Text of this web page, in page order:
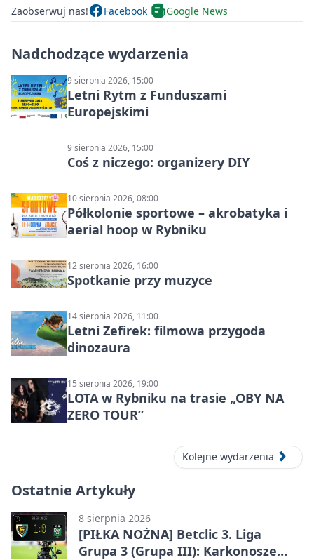
Zaobserwuj nas! Facebook Google News
Nadchodzące wydarzenia
9 sierpnia 2026, 15:00
Letni Rytm z Funduszami
Europejskimi
9 sierpnia 2026, 15:00
Coś z niczego: organizery DIY
10 sierpnia 2026, 08:00
Półkolonie sportowe – akrobatyka i
aerial hoop w Rybniku
12 sierpnia 2026, 16:00
Spotkanie przy muzyce
14 sierpnia 2026, 11:00
Letni Zefirek: filmowa przygoda
dinozaura
15 sierpnia 2026, 19:00
LOTA w Rybniku na trasie „OBY NA
ZERO TOUR”
Kolejne wydarzenia
Ostatnie Artykuły
8 sierpnia 2026
[PIŁKA NOŻNA] Betclic 3. Liga
Grupa 3 (Grupa III): Karkonosze